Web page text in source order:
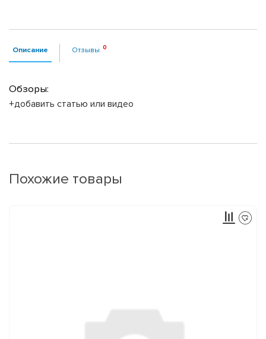
Описание Отзывы
Обзоры:
+добавить статью или видео
Похожие товары